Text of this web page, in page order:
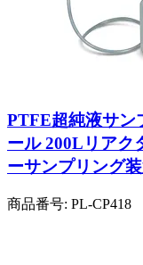
PTFE超純液サン
ール 200Lリアク
ーサンプリング
商品番号: PL-CP418